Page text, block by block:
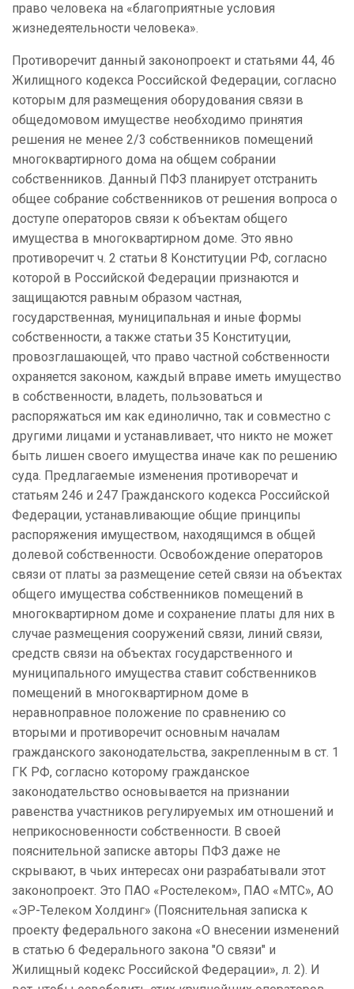
право человека на «благоприятные условия
жизнедеятельности человека».
Противоречит данный законопроект и статьями 44, 46
Жилищного кодекса Российской Федерации, согласно
которым для размещения оборудования связи в
общедомовом имуществе необходимо принятия
решения не менее 2/3 собственников помещений
многоквартирного дома на общем собрании
собственников. Данный ПФЗ планирует отстранить
общее собрание собственников от решения вопроса о
доступе операторов связи к объектам общего
имущества в многоквартирном доме. Это явно
противоречит ч. 2 статьи 8 Конституции РФ, согласно
которой в Российской Федерации признаются и
защищаются равным образом частная,
государственная, муниципальная и иные формы
собственности, а также статьи 35 Конституции,
провозглашающей, что право частной собственности
охраняется законом, каждый вправе иметь имущество
в собственности, владеть, пользоваться и
распоряжаться им как единолично, так и совместно с
другими лицами и устанавливает, что никто не может
быть лишен своего имущества иначе как по решению
суда. Предлагаемые изменения противоречат и
статьям 246 и 247 Гражданского кодекса Российской
Федерации, устанавливающие общие принципы
распоряжения имуществом, находящимся в общей
долевой собственности. Освобождение операторов
связи от платы за размещение сетей связи на объектах
общего имущества собственников помещений в
многоквартирном доме и сохранение платы для них в
случае размещения сооружений связи, линий связи,
средств связи на объектах государственного и
муниципального имущества ставит собственников
помещений в многоквартирном доме в
неравноправное положение по сравнению со
вторыми и противоречит основным началам
гражданского законодательства, закрепленным в ст. 1
ГК РФ, согласно которому гражданское
законодательство основывается на признании
равенства участников регулируемых им отношений и
неприкосновенности собственности. В своей
пояснительной записке авторы ПФЗ даже не
скрывают, в чьих интересах они разрабатывали этот
законопроект. Это ПАО «Ростелеком», ПАО «МТС», АО
«ЭР-Телеком Холдинг» (Пояснительная записка к
проекту федерального закона «О внесении изменений
в статью 6 Федерального закона "О связи" и
Жилищный кодекс Российской Федерации», л. 2). И